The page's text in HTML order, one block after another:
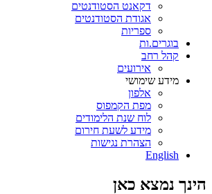
דקאנט הסטודנטים
אגודת הסטודנטים
ספריות
בוגרים.ות
קהל רחב
אירועים
מידע שימושי
אלפון
מפת הקמפוס
לוח שנת הלימודים
מידע לשעת חירום
הצהרת נגישות
English
הינך נמצא כאן